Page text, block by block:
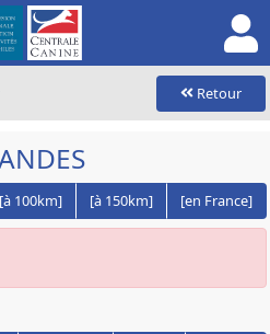
Retour
[à 100km] [à 150km] [en France]